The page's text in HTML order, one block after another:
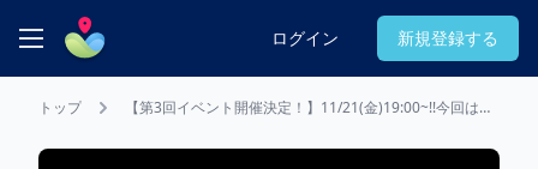
Pocket Owners (ポケット・オーナーズ)
ログイン 新規登録する
トップ
【第3回イベント開催決定！】11/21(金)19:00~!!今回は兵